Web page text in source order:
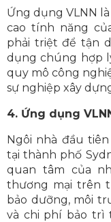
Ứng dụng VLNN
cao tính năng
phải triệt để tận
dụng chúng hợp
quy mô công
sự nghiệp xây
4. Ứng dụng
Ngôi nhà đầu
tại thành phố
quan tâm của
thương mại trên
bảo dưỡng, môi
và chi phí bảo trì